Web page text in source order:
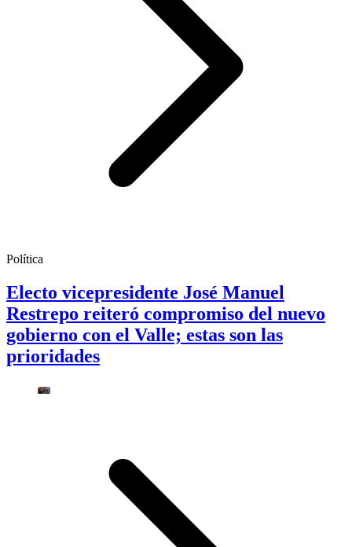
Política
Electo vicepresidente José Manuel
Restrepo reiteró compromiso del nuevo
gobierno con el Valle; estas son las
prioridades